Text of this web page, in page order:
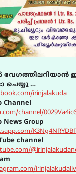
…
irinjalakuda
Channel
channel/
News Group
channel